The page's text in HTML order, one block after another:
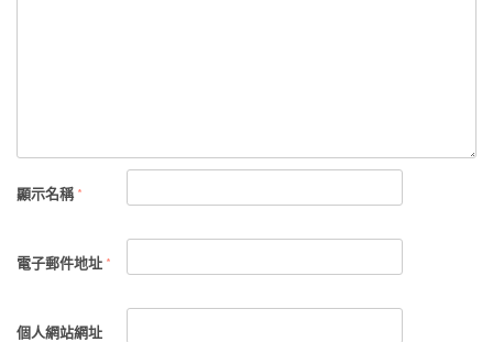
顯示名稱 *
電子郵件地址 *
個人網站網址